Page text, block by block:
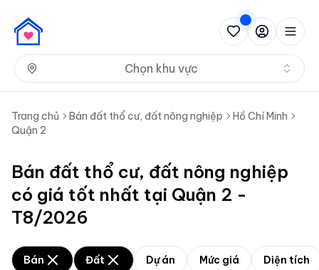
Chọn khu vực
Trang chủ Bán đất thổ cư, đất nông nghiệp
Hồ Chí Minh
Quận 2
Bán đất thổ cư, đất nông nghiệp
có giá tốt nhất tại Quận 2 -
T8/2026
Bán Đất Dự án Mức giá Diện tích